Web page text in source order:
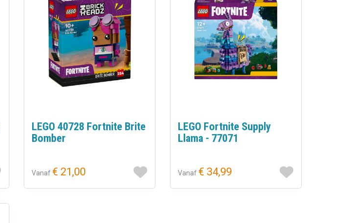
LEGO 40728 Fortnite Brite
Bomber
Vanaf € 21,00
LEGO Fortnite Supply
Llama - 77071
Vanaf € 34,99